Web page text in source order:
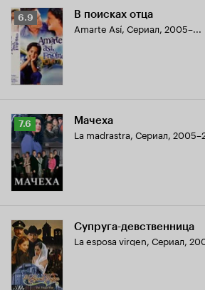
Рейтинг
Кинопоиска
6.9
6.9 В поисках отца
Amarte Así, Сериал, 2005–...
Рейтинг
Кинопоиска
7.6
7.6 Мачеха
La madrastra, Сериал,
Супруга-девственница
La esposa virgen, Сериал,